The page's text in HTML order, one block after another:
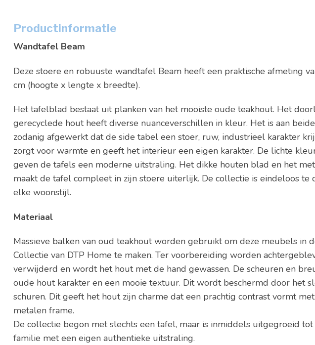
Productinformatie
Wandtafel Beam
Deze stoere en robuuste wandtafel Beam heeft een praktische afmeting
cm (hoogte x lengte x breedte).
Het tafelblad bestaat uit planken van het mooiste oude teakhout. Het
gerecyclede hout heeft diverse nuanceverschillen in kleur. Het is aan
zodanig afgewerkt dat de side tabel een stoer, ruw, industrieel karakter
zorgt voor warmte en geeft het interieur een eigen karakter. De lichte
geven de tafels een moderne uitstraling. Het dikke houten blad en het
maakt de tafel compleet in zijn stoere uiterlijk. De collectie is eindeloos te
elke woonstijl.
Materiaal
Massieve balken van oud teakhout worden gebruikt om deze meubels in
Collectie van DTP Home te maken. Ter voorbereiding worden
verwijderd en wordt het hout met de hand gewassen. De scheuren en
oude hout karakter en een mooie textuur. Dit wordt beschermd door het
schuren. Dit geeft het hout zijn charme dat een prachtig contrast vormt
metalen frame.
De collectie begon met slechts een tafel, maar is inmiddels uitgegroeid
familie met een eigen authentieke uitstraling.